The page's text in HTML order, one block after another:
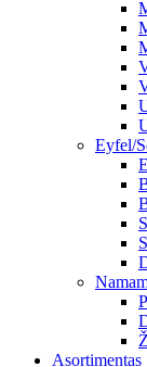
Eyfel/
Asortimentas